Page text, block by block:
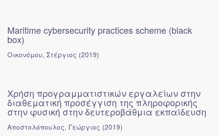
Maritime cybersecurity practices scheme (black
box)
Οικονόμου, Στέργιος (2019)
Χρήση προγραμματιστικών εργαλείων στην
διαθεματική προσέγγιση της πληροφορικής
στην φυσική στην δευτεροβάθμια εκπαίδευση
Αποστολόπουλος, Γεώργιος (2019)